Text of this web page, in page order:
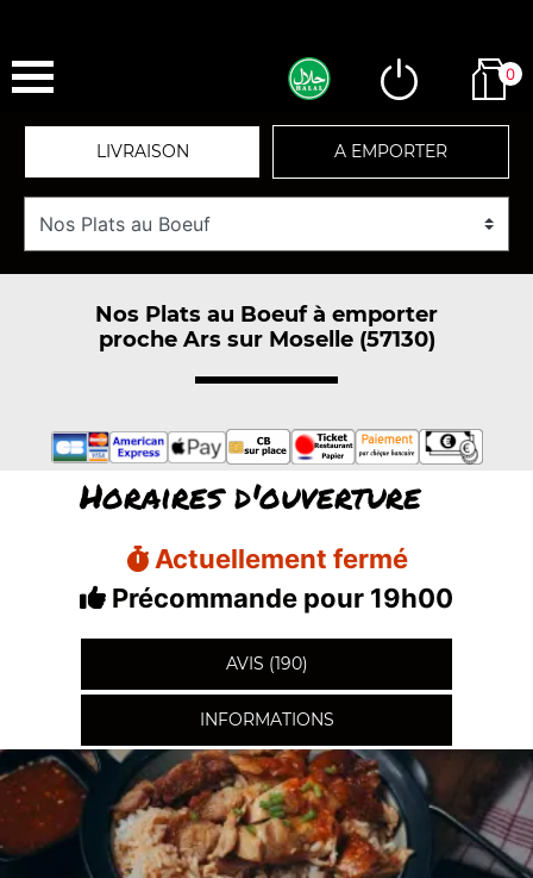
0
LIVRAISON A EMPORTER
Nos Plats au Boeuf à emporter
proche Ars sur Moselle (57130)
Horaires d'ouverture
Actuellement fermé
Précommande pour 19h00
AVIS (190)
INFORMATIONS